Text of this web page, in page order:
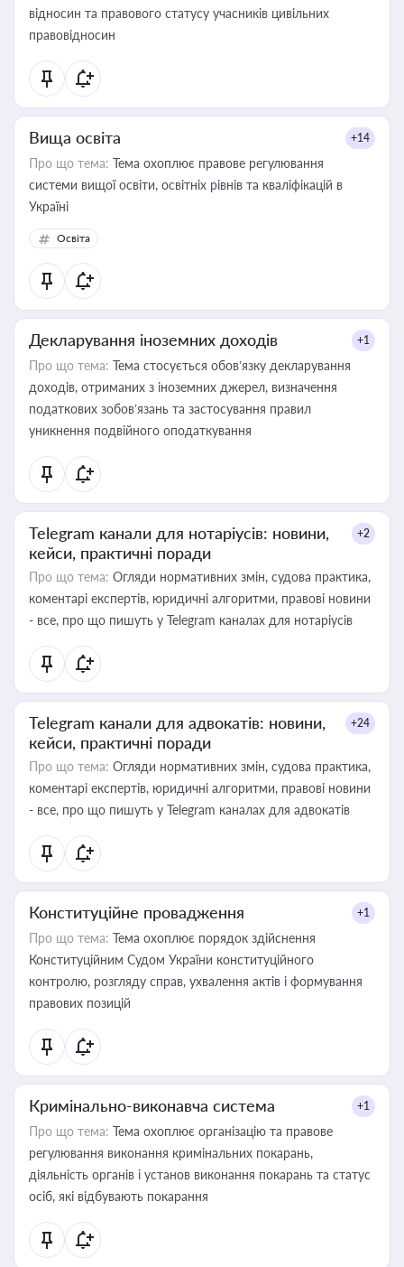
відносин та правового статусу учасників цивільних
правовідносин
Вища освіта +14
Про що тема: Тема охоплює правове регулювання
системи вищої освіти, освітніх рівнів та кваліфікацій в
Україні
Освіта
Декларування іноземних доходів +1
Про що тема: Тема стосується обов’язку декларування
доходів, отриманих з іноземних джерел, визначення
податкових зобов’язань та застосування правил
уникнення подвійного оподаткування
Telegram канали для нотаріусів: новини,
кейси, практичні поради
+2
Про що тема: Огляди нормативних змін, судова практика,
коментарі експертів, юридичні алгоритми, правові новини
- все, про що пишуть у Telegram каналах для нотаріусів
Telegram канали для адвокатів: новини,
кейси, практичні поради
+24
Про що тема: Огляди нормативних змін, судова практика,
коментарі експертів, юридичні алгоритми, правові новини
- все, про що пишуть у Telegram каналах для адвокатів
Конституційне провадження +1
Про що тема: Тема охоплює порядок здійснення
Конституційним Судом України конституційного
контролю, розгляду справ, ухвалення актів і формування
правових позицій
Кримінально-виконавча система +1
Про що тема: Тема охоплює організацію та правове
регулювання виконання кримінальних покарань,
діяльність органів і установ виконання покарань та статус
осіб, які відбувають покарання